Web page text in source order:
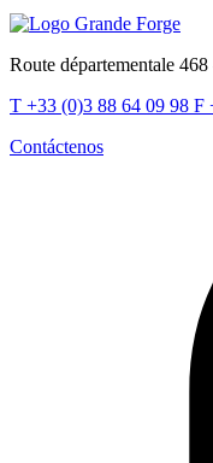
Route départementale
T +33 (0)3 88 64 09 98 F
Contáctenos